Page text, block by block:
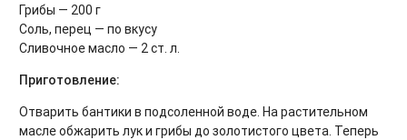
Грибы — 200 г
Соль, перец — по вкусу
Сливочное масло — 2 ст. л.
Приготовление:
Отварить бантики в подсоленной воде. На растительном
масле обжарить лук и грибы до золотистого цвета. Теперь